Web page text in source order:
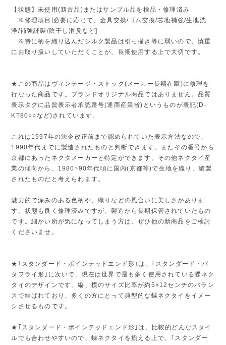
【状態】未使用(新古品)またはサンプル品を検品・修理済み
※修理項目[必要に応じて、金具交換/ゴム交換/芯地補強/生地洗
浄/補強縫製/陰干し消臭など]
※特に柄を織り込んだシルク製品は引っ掻き等に弱いので、慎重
にお取り扱いしていただくことが、長期使用する上で大切です。
★この商品はヴィンテージ・ストック(メーカー長期在庫)に修理を
行なった商品です。ブランドオリジナル商品ではありません。品質
表示タグに品質表示者承認番号(通商産業省)というものが表記(D-
KT80○○など)されています。
これは1997年の法令改正前まで認められていた表示方法なので、
1990年代までに製造されたものと判断できます。またその番号から
京都にあったネクタメーカーと特定ができます。その他ネクタイ産
業の傾向から、1980~90年代頃に国内(京都等)で生地を織り、縫製
されたものだと考えられます。
魅力的で深みのある色柄や、織りなどの風合いに美しさがありま
す。状態も良く修理済みですが、製造から長期保管されていたもの
です。細かい所が気になってしまう方は、ぜひ他の新商品をご検討
くださいませ。
★｢スタンダード・ポインテッドエンド形｣は、｢スタンダード・バ
タフライ形｣に次いで、現在は世界で最も多く使用されている蝶ネク
タイのデザインです。縦、横のサイズ比率が約5×12センチのバラン
スで結ばれており、多くの方にとって典型的な蝶ネクタイをイメー
シさせるものです。
★｢スタンダード・ポインテッドエンド形｣は、比較的どんなスタイ
ルでも合わせやすいので、蝶ネクタイを揃える上で、｢スタンダー